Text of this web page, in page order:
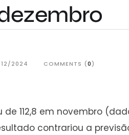
2024 COMMENTS (0)
112,8 em novembro
contrariou a